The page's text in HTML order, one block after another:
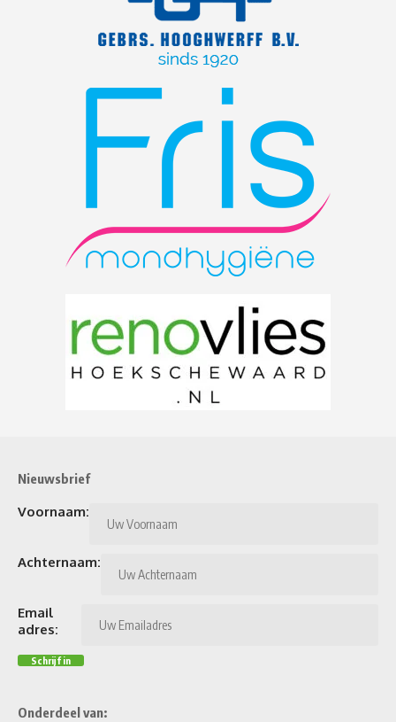
Nieuwsbrief
Voornaam:
Achternaam:
Email
adres:
Onderdeel van: